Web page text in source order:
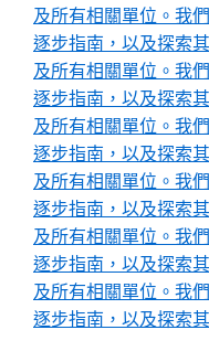
及所有相關單位。我
逐步指南，以及探索
及所有相關單位。我
逐步指南，以及探索
及所有相關單位。我
逐步指南，以及探索
及所有相關單位。我
逐步指南，以及探索
及所有相關單位。我
逐步指南，以及探索
及所有相關單位。我
逐步指南，以及探索